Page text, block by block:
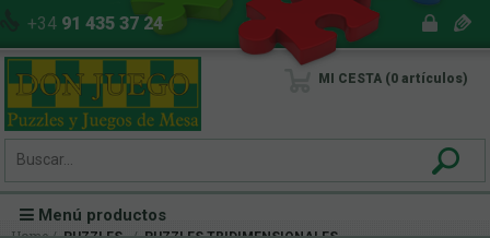
+34 91 435 37 24
MI CESTA 0 artículos
Menú productos